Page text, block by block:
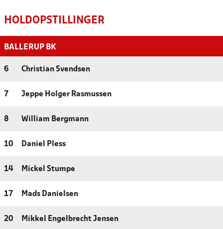
HOLDOPSTILLINGER
BALLERUP BK
6 Christian Svendsen
7 Jeppe Holger Rasmussen
8 William Bergmann
10 Daniel Pless
14 Mickel Stumpe
17 Mads Danielsen
20 Mikkel Engelbrecht Jensen